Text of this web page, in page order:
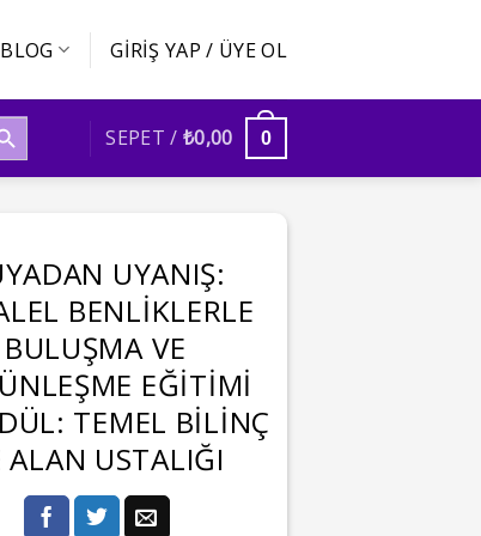
BLOG GIRIŞ YAP / ÜYE OL
BUTTON
SEPET / ₺0,00 0
UYANIŞ:
BENLIKLERLE
BULUŞMA VE
EĞITIMI
TEMEL BILINÇ
ALAN USTALIĞI